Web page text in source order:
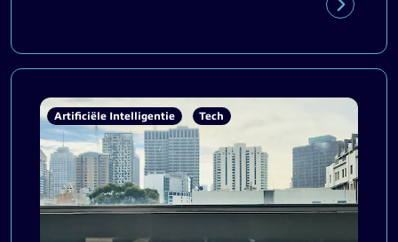
Artificiële Intelligentie Tech